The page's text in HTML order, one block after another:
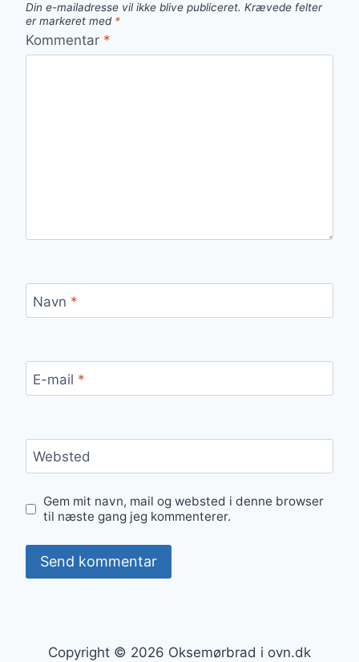
Din e-mailadresse vil ikke blive publiceret. Krævede felter
er markeret med *
Kommentar *
Navn *
E-mail *
Websted
Gem mit navn, mail og websted i denne browser
til næste gang jeg kommenterer.
Copyright © 2026 Oksemørbrad i ovn.dk